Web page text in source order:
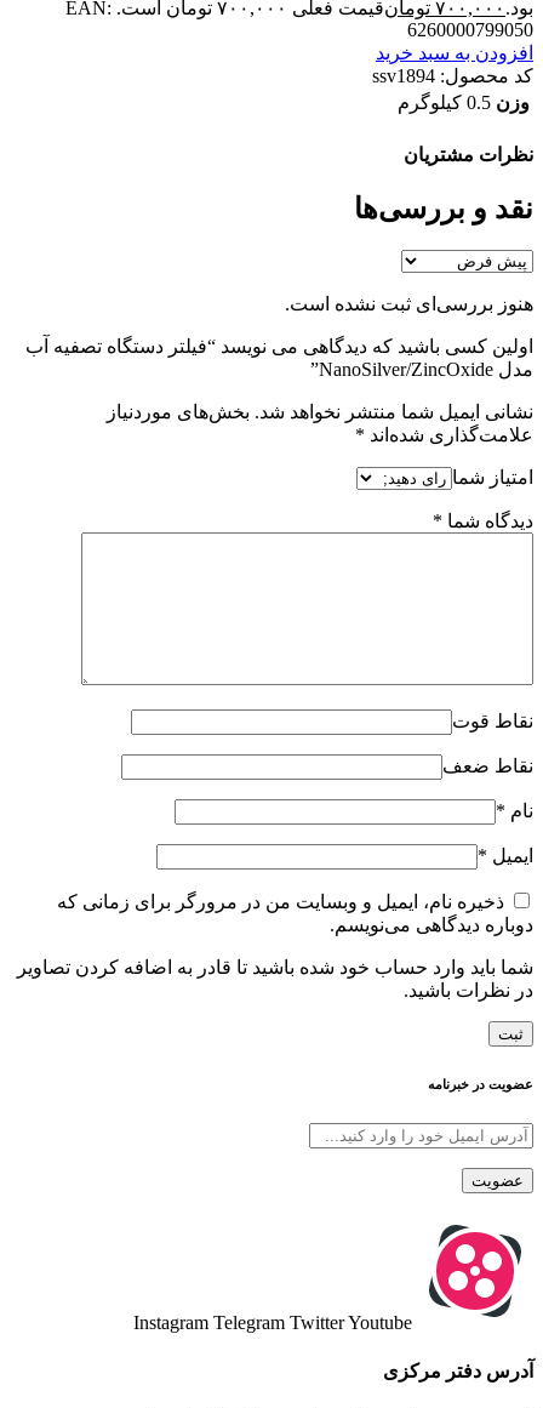
بود. ۷۰۰,۰۰۰ تومانقیمت فعلی ۷۰۰,۰۰۰ تومان است.
EAN:
6260000799050
افزودن به سبد خرید
کد محصول: ssv1894
وزن 0.5 کیلوگرم
نظرات مشتریان
نقد و بررسی‌ها
هنوز بررسی‌ای ثبت نشده است.
اولین کسی باشید که دیدگاهی می نویسد “فیلتر دستگاه تصفیه آب
مدل NanoSilver/ZincOxide”
نشانی ایمیل شما منتشر نخواهد شد. بخش‌های موردنیاز
علامت‌گذاری شده‌اند *
امتیاز شما
دیدگاه شما *
نقاط قوت
نقاط ضعف
نام *
ایمیل *
ذخیره نام، ایمیل و وبسایت من در مرورگر برای زمانی که
دوباره دیدگاهی می‌نویسم.
شما باید وارد حساب خود شده باشید تا قادر به اضافه کردن تصاویر
در نظرات باشید.
عضویت در خبرنامه
Instagram Telegram TwitterYoutube
آدرس دفتر مرکزی